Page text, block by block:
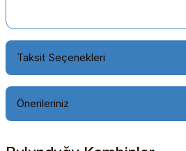
Taksit Seçenekleri
Önerileriniz